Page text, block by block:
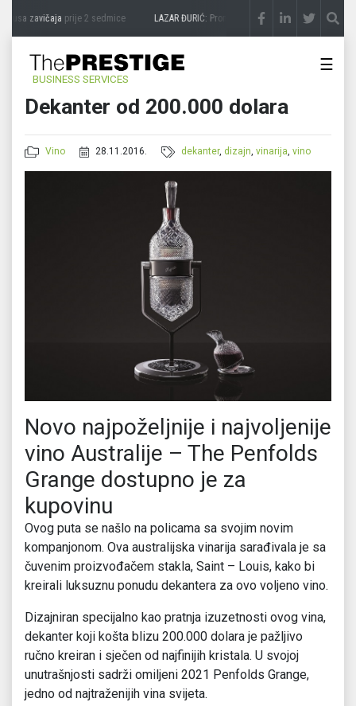
ukusa zavičajaprije 2 sedmice LAZAR ĐURIĆ: Promocija potencijal pretvara u
BUSINESS SERVICES
☰
Dekanter od 200.000 dolara
Vino 28.11.2016. dekanter, dizajn,vinarija,vino
Novo najpoželjnije i najvoljenije
vino Australije – The Penfolds
Grange dostupno je za
kupovinu
Ovog puta se našlo na policama sa svojim novim
kompanjonom. Ova australijska vinarija sarađivala je sa
čuvenim proizvođačem stakla, Saint – Louis, kako bi
kreirali luksuznu ponudu dekantera za ovo voljeno vino.
Dizajniran specijalno kao pratnja izuzetnosti ovog vina,
dekanter koji košta blizu 200.000 dolara je pažljivo
ručno kreiran i sječen od najfinijih kristala. U svojoj
unutrašnjosti sadrži omiljeni 2021 Penfolds Grange,
jedno od najtraženijih vina svijeta.